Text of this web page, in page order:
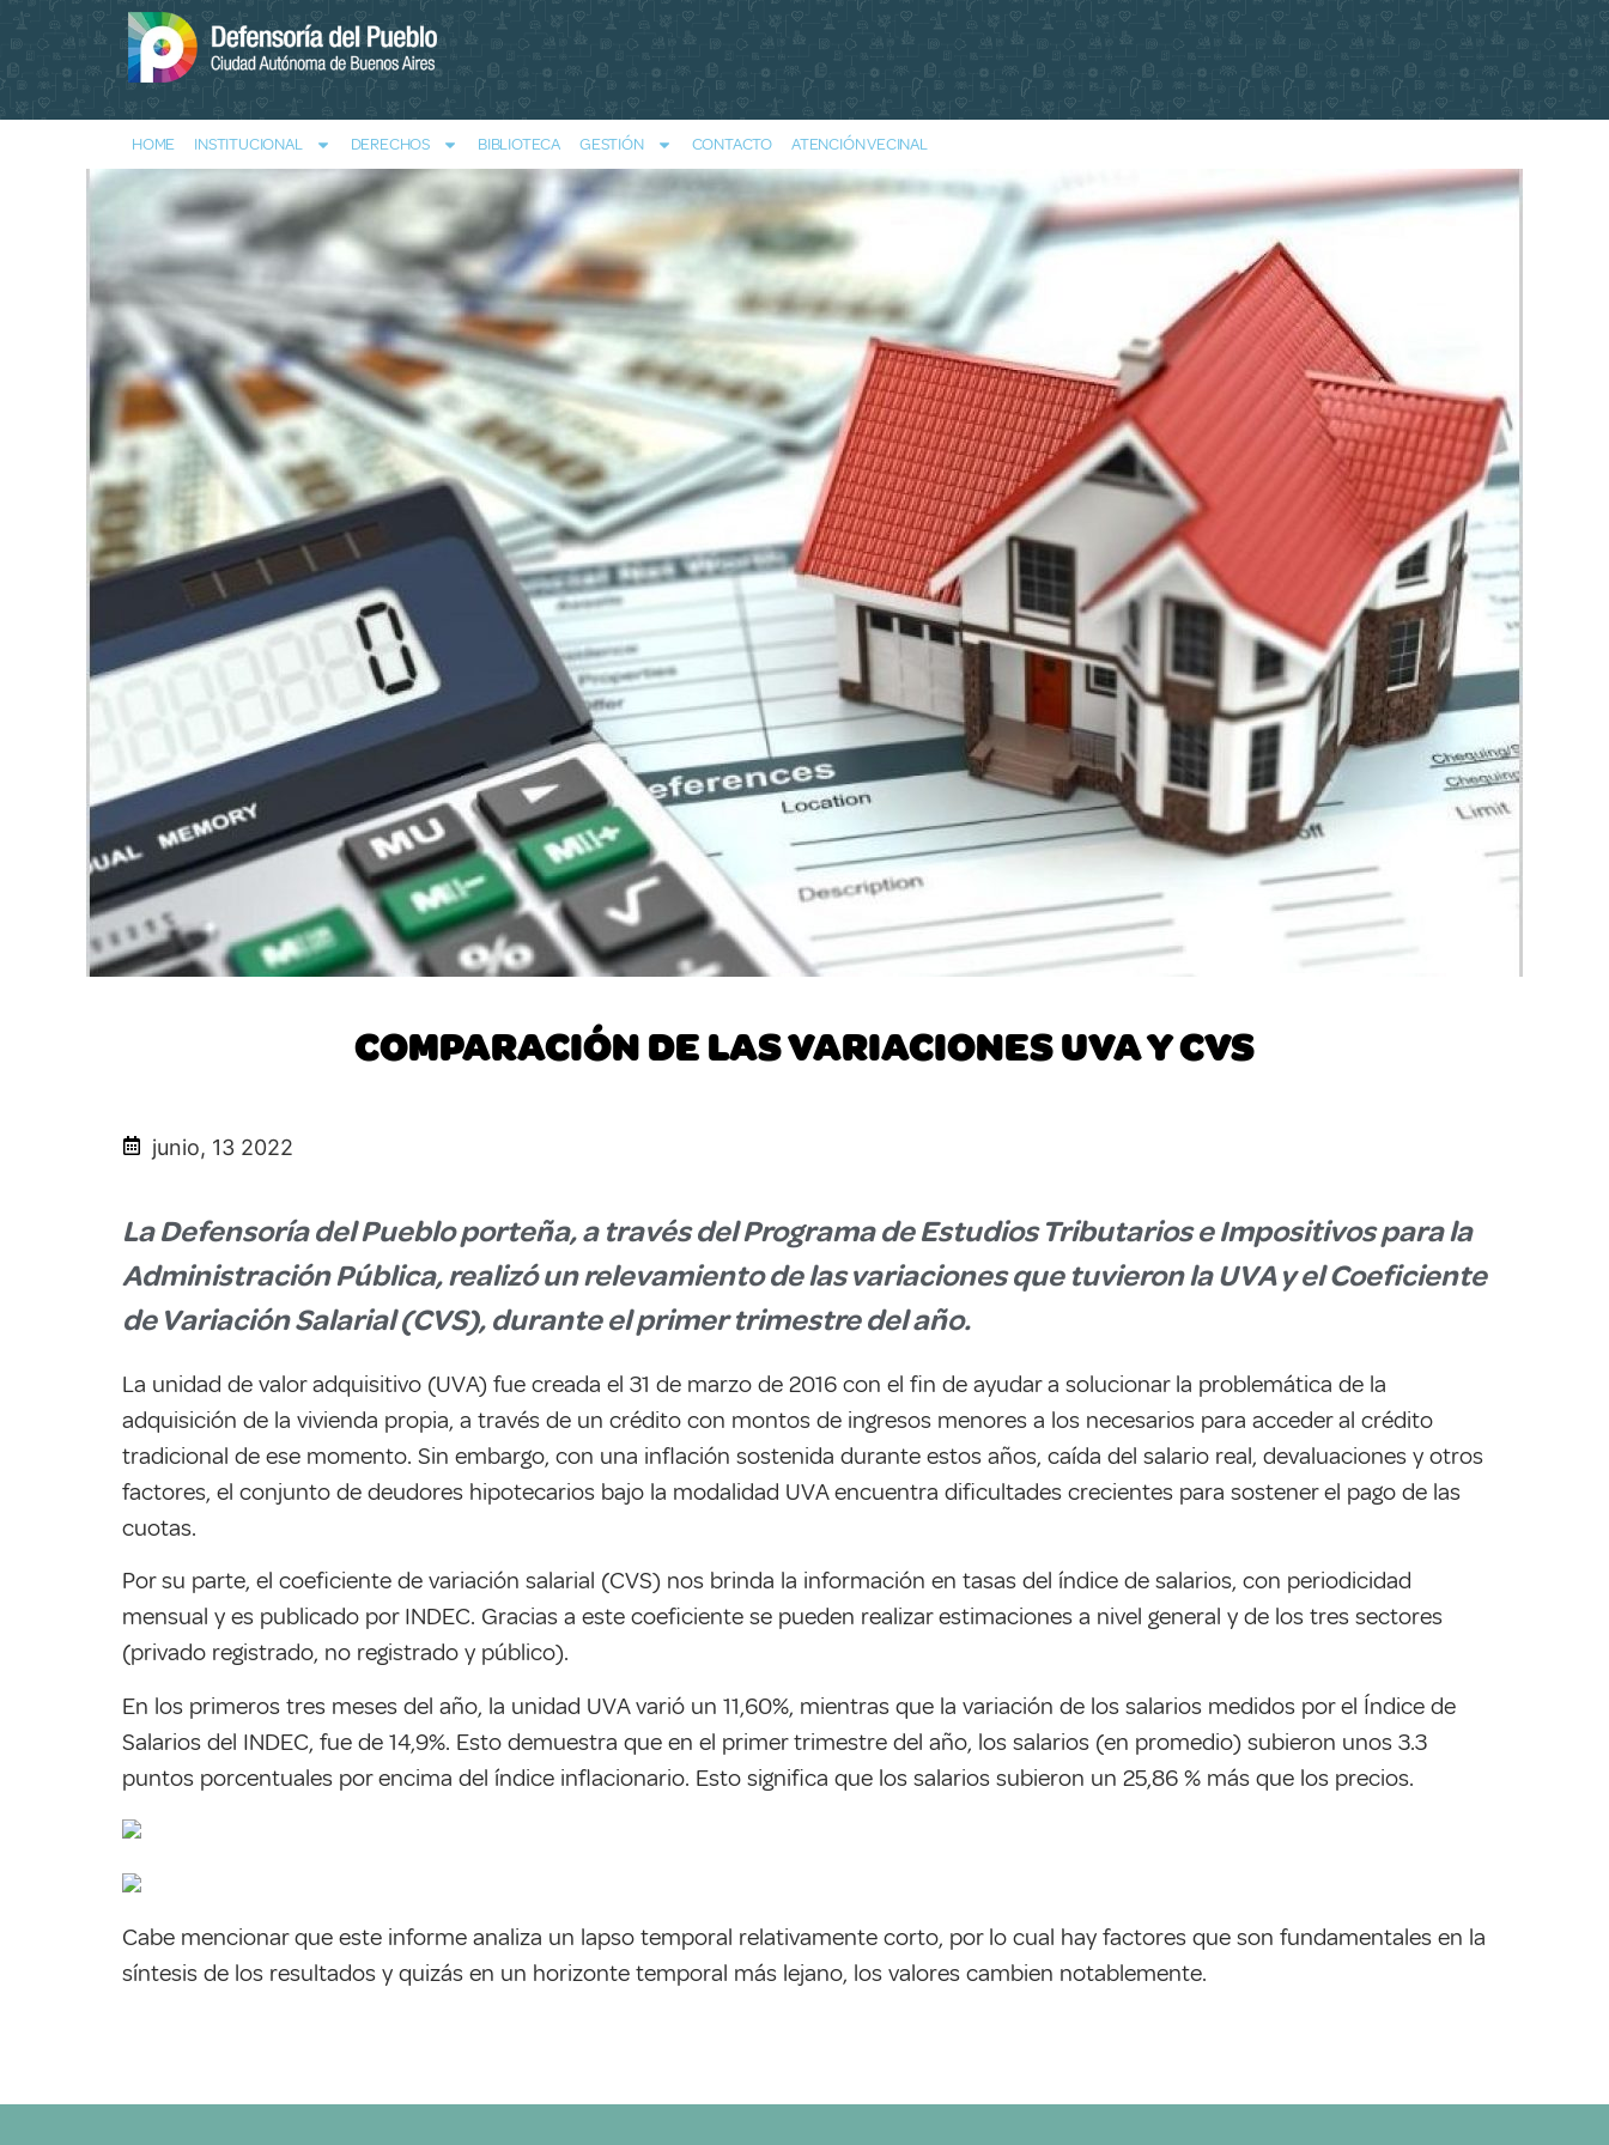
HOME INSTITUCIONAL DERECHOS BIBLIOTECA GESTIÓN CONTACTO ATENCIÓN VECINAL
COMPARACIÓN DE LAS VARIACIONES UVA Y CVS
junio, 13 2022
La Defensoría del Pueblo porteña, a través del Programa de Estudios Tributarios e Impositivos para la
Administración Pública, realizó un relevamiento de las variaciones que tuvieron la UVA y el Coeficiente
de Variación Salarial (CVS), durante el primer trimestre del año.
La unidad de valor adquisitivo (UVA) fue creada el 31 de marzo de 2016 con el fin de ayudar a solucionar la problemática de la
adquisición de la vivienda propia, a través de un crédito con montos de ingresos menores a los necesarios para acceder al crédito
tradicional de ese momento. Sin embargo, con una inflación sostenida durante estos años, caída del salario real, devaluaciones y otros
factores, el conjunto de deudores hipotecarios bajo la modalidad UVA encuentra dificultades crecientes para sostener el pago de las
cuotas.
Por su parte, el coeficiente de variación salarial (CVS) nos brinda la información en tasas del índice de salarios, con periodicidad
mensual y es publicado por INDEC. Gracias a este coeficiente se pueden realizar estimaciones a nivel general y de los tres sectores
(privado registrado, no registrado y público).
En los primeros tres meses del año, la unidad UVA varió un 11,60%, mientras que la variación de los salarios medidos por el Índice de
Salarios del INDEC, fue de 14,9%. Esto demuestra que en el primer trimestre del año, los salarios (en promedio) subieron unos 3.3
puntos porcentuales por encima del índice inflacionario. Esto significa que los salarios subieron un 25,86 % más que los precios.
Cabe mencionar que este informe analiza un lapso temporal relativamente corto, por lo cual hay factores que son fundamentales en la
síntesis de los resultados y quizás en un horizonte temporal más lejano, los valores cambien notablemente.